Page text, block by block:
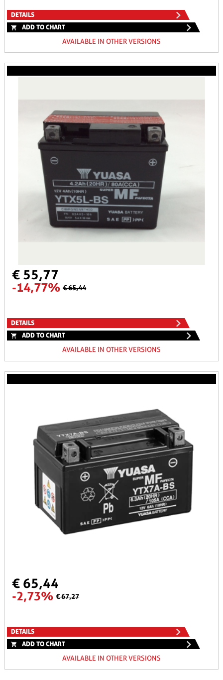
DETAILS
ADD TO CHART
AVAILABLE IN OTHER VERSIONS
€ 55,77
-14,77% € 65,44
DETAILS
ADD TO CHART
AVAILABLE IN OTHER VERSIONS
€ 65,44
-2,73% € 67,27
DETAILS
ADD TO CHART
AVAILABLE IN OTHER VERSIONS